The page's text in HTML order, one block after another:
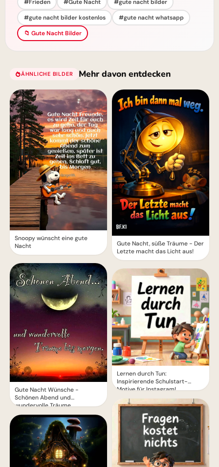
#Frieden #Gute Nacht
#gute nacht bilder
#gute nacht bilder kostenlos
#gute nacht whatsapp
📁 Gute Nacht Bilder
ÄHNLICHE BILDER Mehr davon entdecken
Snoopy wünscht eine gute
Nacht
Gute Nacht Wünsche -
Schönen Abend und
wundervolle Träume
Gute Nacht, süße Träume - Der
Letzte macht das Licht aus!
Lernen durch Tun:
Inspirierende Schulstart-
Motive für Instagram!